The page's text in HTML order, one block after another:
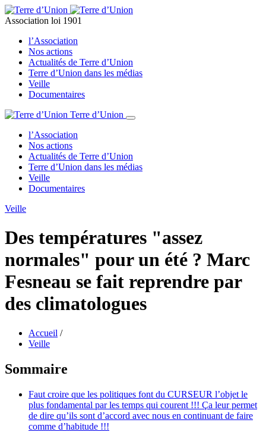
Association loi 1901
l’Association
Nos actions
Actualités de Terre d’Union
Terre d’Union dans les médias
Veille
Documentaires
Terre d’Union
l’Association
Nos actions
Actualités de Terre d’Union
Terre d’Union dans les médias
Veille
Documentaires
Veille
Des températures "assez
normales" pour un été ? Marc
Fesneau se fait reprendre par
des climatologues
Accueil /
Veille
Sommaire
Faut croire que les politiques font du CURSEUR l’objet le
plus fondamental par les temps qui courent !!! Ça leur permet
de dire qu’ils sont d’accord avec nous en continuant de faire
comme d’habitude !!!